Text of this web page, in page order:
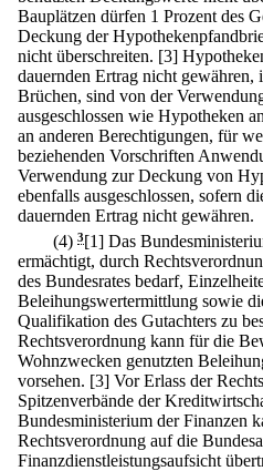
Bauplätzen dürfen 1 Prozent des
Deckung der
nicht überschreiten. [3]
dauernden Ertrag nicht gewähren,
Brüchen, sind von der
ausgeschlossen wie Hypotheken
an anderen Berechtigungen, für
beziehenden Vorschriften
Verwendung zur Deckung von
ebenfalls ausgeschlossen, sofern
dauernden Ertrag nicht gewähren.
(4) 3[1] Das
ermächtigt, durch
des Bundesrates bedarf,
Beleihungswertermittlung sowie
Qualifikation des Gutachters zu
Rechtsverordnung kann für die
Wohnzwecken genutzten
vorsehen. [3] Vor Erlass der
Spitzenverbände der
Bundesministerium der Finanzen
Rechtsverordnung auf die
Finanzdienstleistungsaufsicht